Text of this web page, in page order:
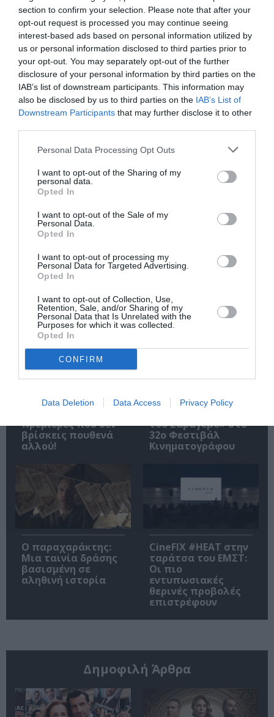
section to confirm your selection. Please note that after your
opt-out request is processed you may continue seeing
interest-based ads based on personal information utilized by
us or personal information disclosed to third parties prior to
your opt-out. You may separately opt-out of the further
disclosure of your personal information by third parties on the
IAB’s list of downstream participants. This information may
also be disclosed by us to third parties on the IAB’s List of
Downstream Participants that may further disclose it to other
Personal Data Processing Opt Outs
I want to opt-out of the Sharing of my
personal data.
Opted In
I want to opt-out of the Sale of my
Personal Data.
Opted In
I want to opt-out of processing my
Personal Data for Targeted Advertising.
Opted In
I want to opt-out of Collection, Use,
Retention, Sale, and/or Sharing of my
Personal Data that Is Unrelated with the
Purposes for which it was collected.
Opted In
CONFIRM
Data Deletion Data Access Privacy Policy
Νέοι Διαγωνισμοί❯
Tags
ΒΡΑΒΕΙΑ ΒΡΑΒΕΙΑ ΟΣΚΑΡ ΞΕΝΕΣ ΤΑΙΝΙΕΣ
Newsletter
Ακολουθήστε το Culturenow.gr
Cinobo: Δυνατές
πρεμιέρες που δεν
βρίσκεις πουθενά
αλλού!
θα τιμηθεί με το
του Σαράγεβο» στο
32ο Φεστιβάλ
Κινηματογράφου
Ο παραχαράκτης:
Μια ταινία δράσης
βασισμένη σε
αληθινή ιστορία
CineFIX #ΗΕΑΤ στην
ταράτσα του ΕΜΣΤ:
Οι πιο
εντυπωσιακές
θερινές προβολές
επιστρέφουν
Δημοφιλή Άρθρα